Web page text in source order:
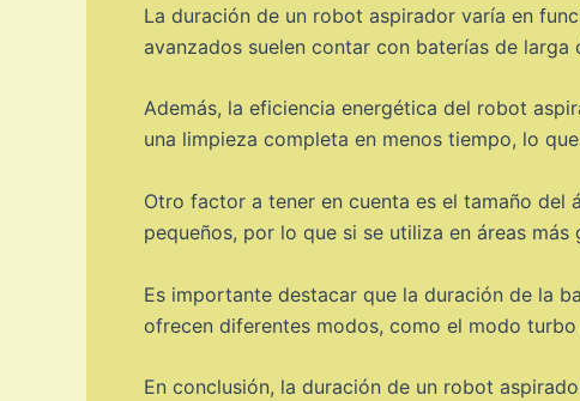
La duración de un robot aspirador varía en
avanzados suelen contar con baterías de
Además, la eficiencia energética del robot
una limpieza completa en menos tiempo, lo
Otro factor a tener en cuenta es el tamaño del
pequeños, por lo que si se utiliza en áreas
Es importante destacar que la duración de la
ofrecen diferentes modos, como el modo
En conclusión, la duración de un robot